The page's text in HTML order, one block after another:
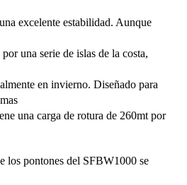
excelente estabilidad. Aunque
una serie de islas de la costa,
en invierno. Diseñado para
una carga de rotura de 260mt por
los pontones del SFBW1000 se